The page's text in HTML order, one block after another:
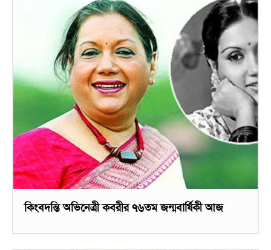
কিংবদন্তি অভিনেত্রী কবরীর ৭৬তম জন্মবার্ষিকী আজ